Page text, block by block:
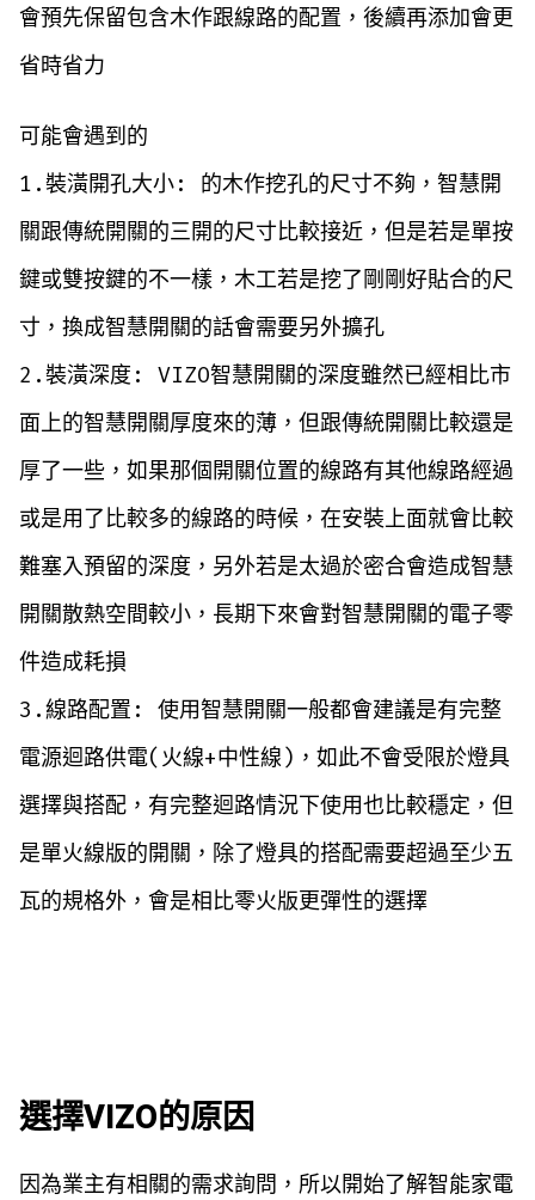
會預先保留包含木作跟線路的配置，後續再添加會更
省時省力
可能會遇到的
1.裝潢開孔大小: 的木作挖孔的尺寸不夠，智慧開
關跟傳統開關的三開的尺寸比較接近，但是若是單按
鍵或雙按鍵的不一樣，木工若是挖了剛剛好貼合的尺
寸，換成智慧開關的話會需要另外擴孔
2.裝潢深度: VIZO智慧開關的深度雖然已經相比市
面上的智慧開關厚度來的薄，但跟傳統開關比較還是
厚了一些，如果那個開關位置的線路有其他線路經過
或是用了比較多的線路的時候，在安裝上面就會比較
難塞入預留的深度，另外若是太過於密合會造成智慧
開關散熱空間較小，長期下來會對智慧開關的電子零
件造成耗損
3.線路配置: 使用智慧開關一般都會建議是有完整
電源迴路供電(火線+中性線)，如此不會受限於燈具
選擇與搭配，有完整迴路情況下使用也比較穩定，但
是單火線版的開關，除了燈具的搭配需要超過至少五
瓦的規格外，會是相比零火版更彈性的選擇
選擇VIZO的原因
因為業主有相關的需求詢問，所以開始了解智能家電